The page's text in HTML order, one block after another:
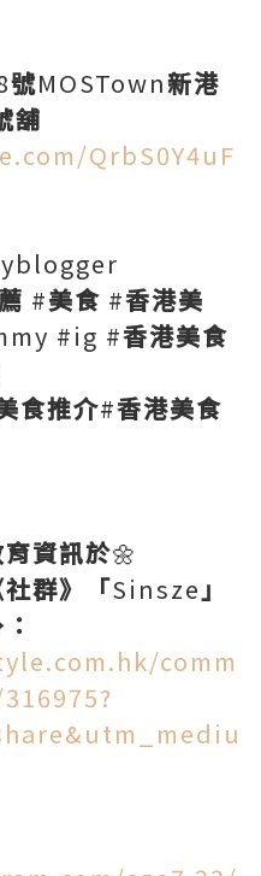
號MOSTown新港
舖
QrbS0Y4uF
#美食 #香港美
#ig #香港美食
食推介#香港美食
資訊於🌼
社群》「Sinsze 」
：
comm